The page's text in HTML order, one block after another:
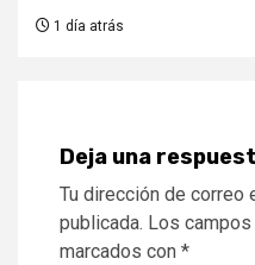
1 día atrás
Deja una
Tu dirección de correo
publicada. Los
marcados con *